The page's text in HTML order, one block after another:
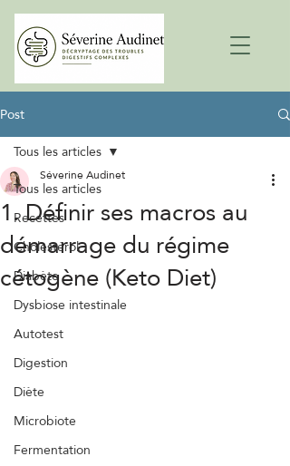
Post
Tous les articles
Recettes
Cholestérol
Diabète
Dysbiose intestinale
Autotest
Digestion
Diète
Microbiote
Fermentation
Tous les articles
1. Définir ses macros au
démarrage du régime
cétogène (Keto Diet)
Séverine Audinet